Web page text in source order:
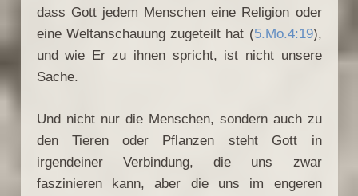
dass Gott jedem Menschen eine Religion oder
eine Weltanschauung zugeteilt hat (5.Mo.4:19),
und wie Er zu ihnen spricht, ist nicht unsere
Sache.
Und nicht nur die Menschen, sondern auch zu
den Tieren oder Pflanzen steht Gott in
irgendeiner Verbindung, die uns zwar
faszinieren kann, aber die uns im engeren